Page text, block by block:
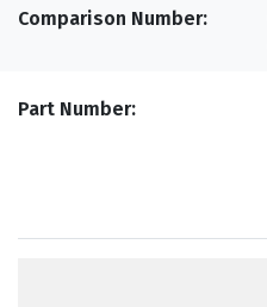
Comparison Number
Part Number